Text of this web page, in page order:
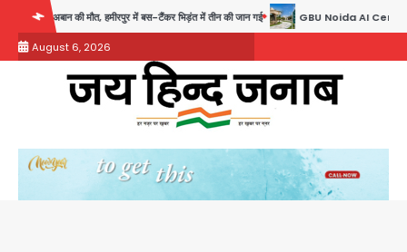
content
टैंकर भिड़ंत में तीन की जान गई GBU Noida AI Centre: जीबीयू में बनेगा एआई और ग्रीन
August 6, 2026